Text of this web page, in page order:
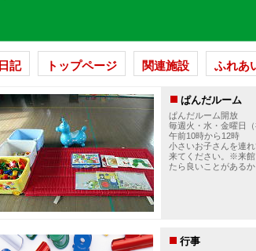
ぱんだルーム
ぱんだルーム開放
毎週火・水・金曜日（
午前10時から12時
小さいお子さんを連
来てください。※来館
たら良いことがあるか
行事
日記 トップページ 関連施設 ふれあ